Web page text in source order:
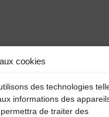
cookies
des technologies
informations des
de traiter des